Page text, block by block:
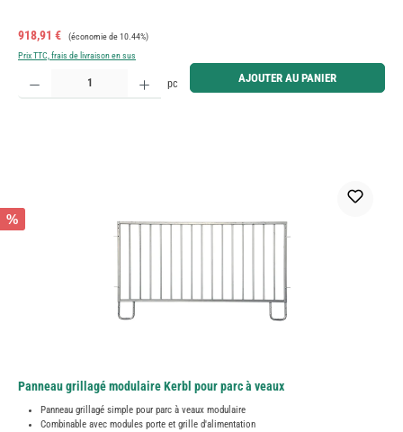
Prix de vente :
918,91 € Prix régulier :
(économie de 10.44%)
Prix TTC, frais de livraison en sus
Quantité de produit : Entrez la quantité souhaitée ou utilisez les boutons pour augmenter ou
pc AJOUTER AU PANIER
%
Panneau grillagé modulaire Kerbl pour parc à veaux
Panneau grillagé simple pour parc à veaux modulaire
Combinable avec modules porte et grille d'alimentation